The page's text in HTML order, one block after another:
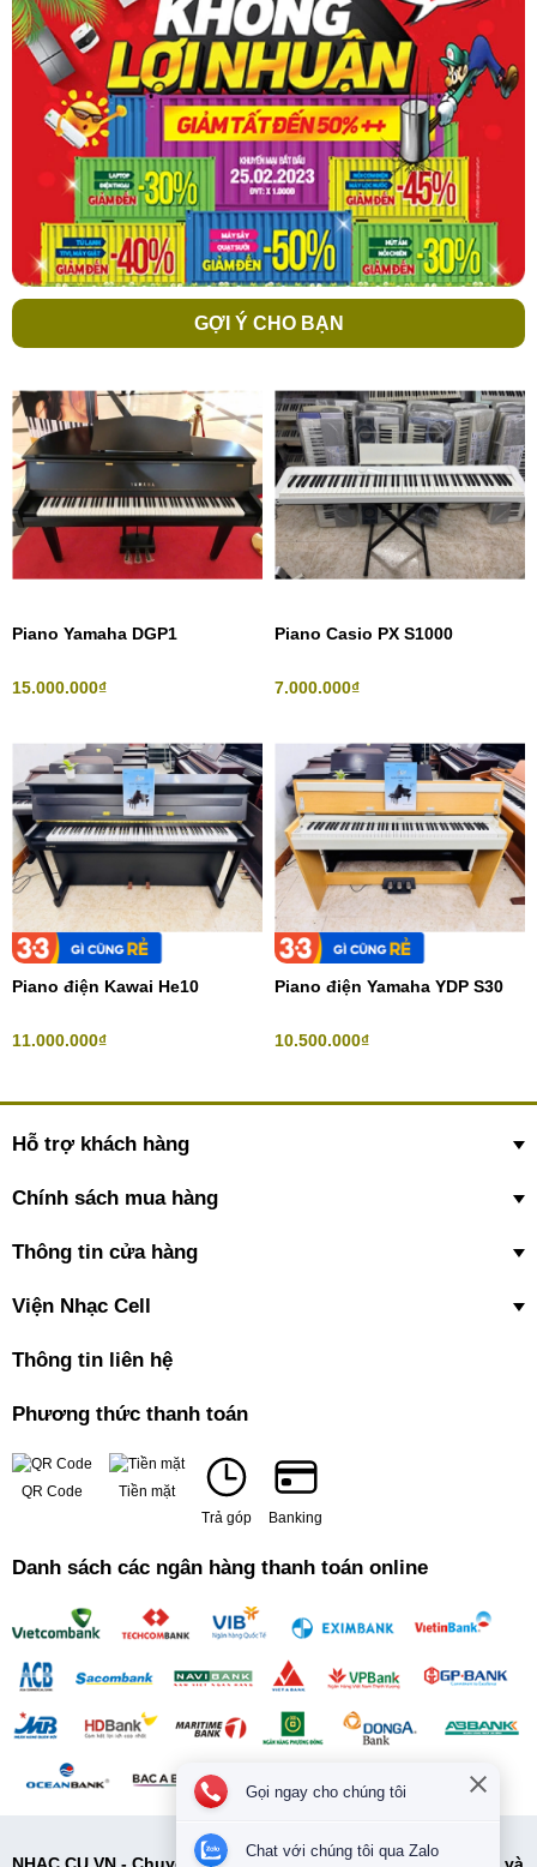
GỢI Ý CHO BẠN
Piano Yamaha DGP1
15.000.000₫
Piano Casio PX S1000
7.000.000₫
Piano điện Kawai He10
11.000.000₫
Piano điện Yamaha YDP S30
10.500.000₫
Hỗ trợ khách hàng
Chính sách mua hàng
Thông tin cửa hàng
Viện Nhạc Cell
Thông tin liên hệ
Phương thức thanh toán
QR Code
Tiền mặt
Trả góp
Banking
Danh sách các ngân hàng thanh toán online
Gọi ngay cho chúng tôi
Chat với chúng tôi qua Zalo